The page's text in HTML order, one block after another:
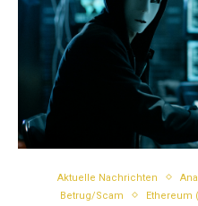
Aktuelle Nachrichten
Betrug/Scam
Ethereum